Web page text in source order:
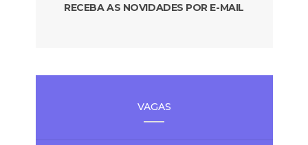
RECEBA AS NOVIDADES POR E-MAIL
VAGAS